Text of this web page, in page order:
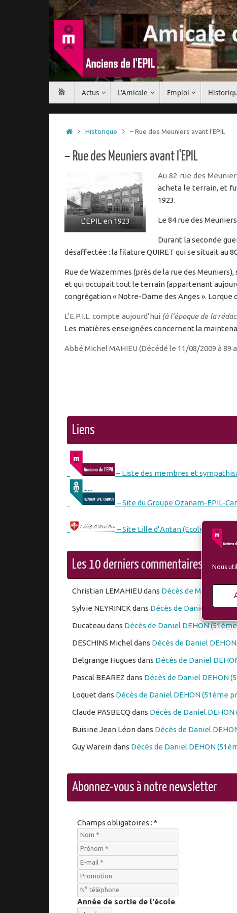
Nous
Actus L’Amicale Emploi
AccueilHistorique – Rue des Meuniers avant l'EPIL
– Rue des Meuniers avant l'EPIL
L’EPIL en 1923
Au 82 rue des
acheta le terrain, et
1923.
Le 84 rue des
Durant la seconde
désaffectée : la filature QUIRET qui se situait au
Rue de Wazemmes (près de la rue des
et qui occupait tout le terrain (appartenant
congrégation « Notre-Dame des Anges ». Lorque
L’E.P.I.L. compte aujourd’hui (à l’époque de la
Les matières enseignées concernent la
Abbé Michel MAHIEU (Décédé le 11/08/2009 à 89
Liens
– Liste des membres et
– Site du Groupe Ozanam-EPIL-
– Site Lille d’Antan (Ecole des
Les 10 derniers commentaires
Christian LEMAHIEUdans Décès de Marc
Sylvie NEYRINCK dans Décès de Daniel
Ducateaudans Décès de Daniel DEHON
DESCHINS Michel dans Décès de Daniel
Delgrange Hugues dans Décès de Daniel
Pascal BEAREZ dans Décès de Daniel DEHON
Loquet dans Décès de Daniel DEHON
Claude PASBECQ dans Décès de Daniel
Buisine Jean Léondans Décès de Daniel
Guy Wareindans Décès de Daniel DEHON
Abonnez-vous à notre newsletter
Champs obligatoires : *
Année de sortie de l'école